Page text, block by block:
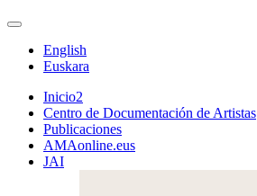
English
Euskara
Inicio2
Centro de Documentación de Artistas
Publicaciones
AMAonline.eus
JAI